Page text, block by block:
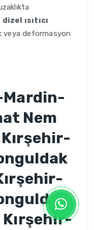
dizel ısıtıcı
veya deformasyon
Mardin-
Nem